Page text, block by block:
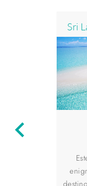
keyboard_arrow_left
Sri